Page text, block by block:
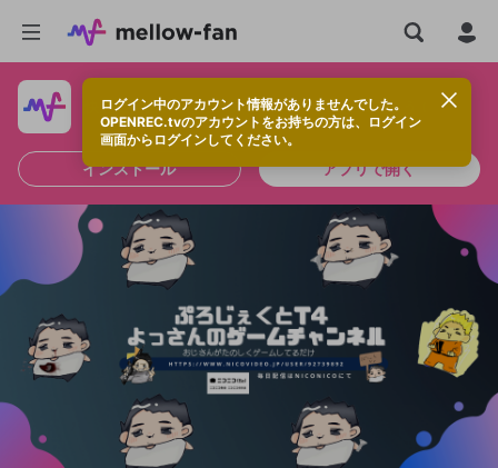
ログイン中のアカウント情報がありませんでした。
OPENREC.tvのアカウントをお持ちの方は、ログイン
画面からログインしてください。
快適に視聴するなら、アプリをインストールしよう！
インストール アプリで開く